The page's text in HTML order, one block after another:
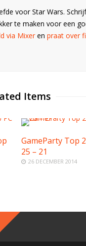
voor Star Wars.
te maken voor een
via Mixeren praat over
Items
GameParty Top
25 – 21
26 DECEMBER 2014